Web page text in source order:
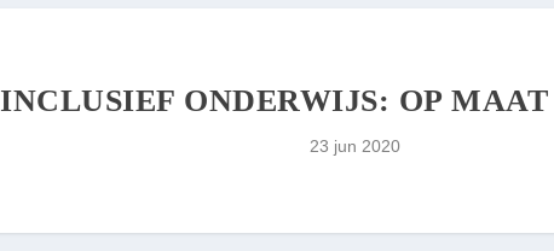
INCLUSIEF ONDERWIJS: OP
23 jun 2020